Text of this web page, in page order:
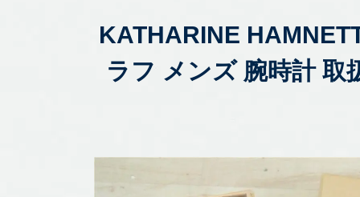
KATHARINE
ラフ メンズ 腕時計 取